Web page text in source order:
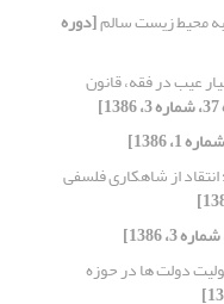
محیط زیست سالم[دوره
عیب در فقه، قانون
از شاهکاری فلسفی
طرح 2001 مسئولیت دولت ها در حوزه